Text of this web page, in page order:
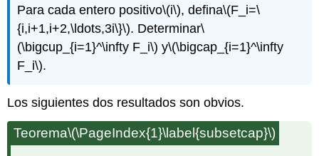
Para cada entero positivo\(i\), defina\(F_i=\
{i,i+1,i+2,\ldots,3i\}\). Determinar\
(\bigcup_{i=1}^\infty F_i\) y\(\bigcap_{i=1}^\infty
F_i\).
Los siguientes dos resultados son obvios.
Teorema\(\PageIndex{1}\label{subsetcap}\)